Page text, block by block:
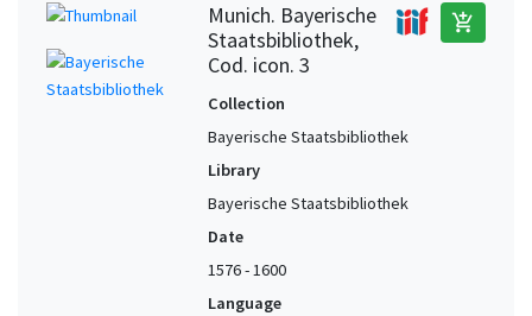
Munich. Bayerische
Staatsbibliothek,
Cod. icon. 3
add_shopping_cart
Collection
Bayerische Staatsbibliothek
Library
Bayerische Staatsbibliothek
Date
1576 - 1600
Language